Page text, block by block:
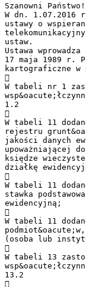
Szanowni Państwo!
W dn. 1.07.2016
ustawy o
ustaw.
Ustawa
17 maja 1989 r.
kartograficzne w

W tabeli nr 1
1.2

W tabeli 11
rejestru
jakości danych
upoważniającej
księdze
działkę

W tabeli 11
stawka
ewidencyjną;

W tabeli 11
(osoba lub

W tabeli 13
13.2
